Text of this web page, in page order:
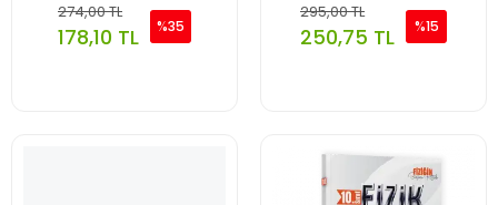
274,00 TL
178,10 TL %35
295,00 TL
250,75 TL %15